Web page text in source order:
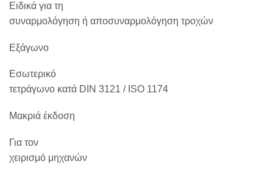
Ειδικά για τη
συναρμολόγηση ή αποσυναρμολόγηση τροχών
Εξάγωνο
Εσωτερικό
τετράγωνο κατά DIN 3121 / ISO 1174
Μακριά έκδοση
Για τον
χειρισμό μηχανών